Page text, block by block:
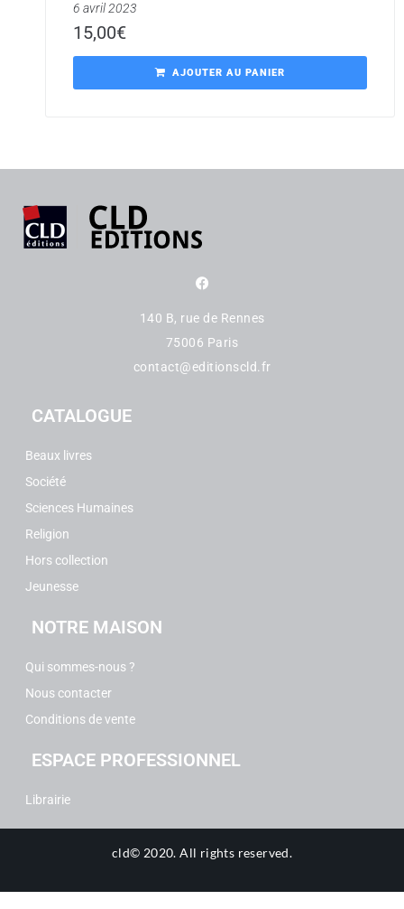
6 avril 2023
15,00€
AJOUTER AU PANIER
140 B, rue de Rennes
75006 Paris
contact@editionscld.fr
CATALOGUE
Beaux livres
Société
Sciences Humaines
Religion
Hors collection
Jeunesse
NOTRE MAISON
Qui sommes-nous ?
Nous contacter
Conditions de vente
ESPACE PROFESSIONNEL
Librairie
cld© 2020.All rights reserved.